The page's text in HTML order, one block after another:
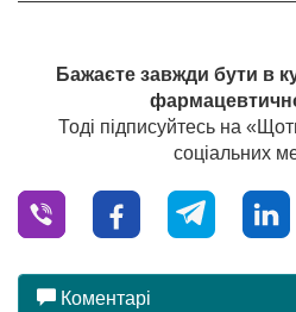
Бажаєте завжди бути в
Тоді підписуйтесь на
соціальних
Коментарі